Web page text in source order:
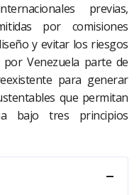
previas,
por comisiones
y evitar los riesgos
por Venezuela parte de
para generar
que permitan
bajo tres principios